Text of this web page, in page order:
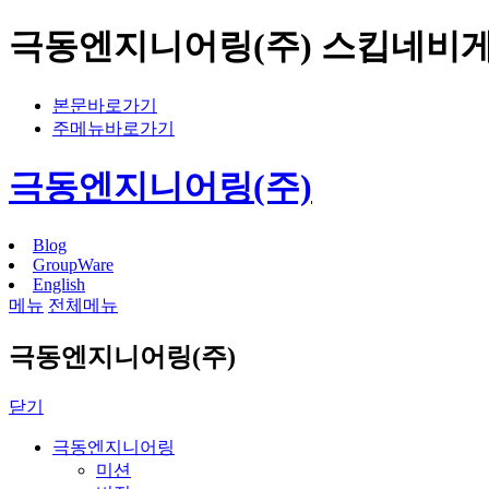
극동엔지니어링(주) 스킵네비
본문바로가기
주메뉴바로가기
극동엔지니어링(주)
Blog
GroupWare
English
메뉴 전체메뉴
극동엔지니어링(주)
닫기
극동엔지니어링
미션